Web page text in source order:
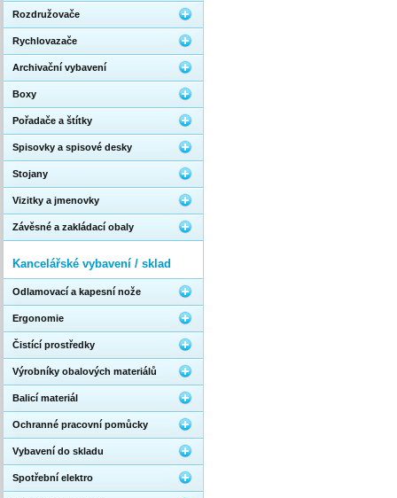
Rozdružovače
Rychlovazače
Archivační vybavení
Boxy
Pořadače a štítky
Spisovky a spisové desky
Stojany
Vizitky a jmenovky
Závěsné a zakládací obaly
Kancelářské vybavení / sklad
Odlamovací a kapesní nože
Ergonomie
Čistící prostředky
Výrobníky obalových materiálů
Balicí materiál
Ochranné pracovní pomůcky
Vybavení do skladu
Spotřební elektro